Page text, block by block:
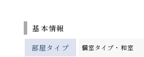
基本情報
部屋タイプ 個室タイプ・和室